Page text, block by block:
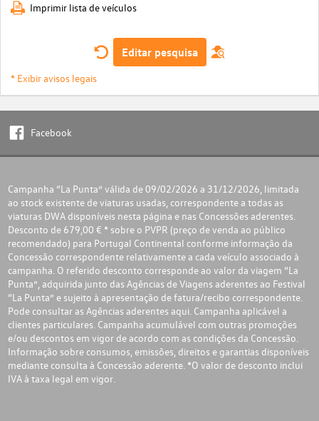
Imprimir lista de veículos
Editar pesquisa
* Exibir avisos legais
Facebook
Campanha “La Punta” válida de 09/02/2026 a 31/12/2026, limitada
ao stock existente de viaturas usadas, correspondente a todas as
viaturas DWA disponíveis nesta página e nas Concessões aderentes.
Desconto de 679,00 € * sobre o PVPR (preço de venda ao público
recomendado) para Portugal Continental conforme informação da
Concessão correspondente relativamente a cada veículo associado à
campanha. O referido desconto corresponde ao valor da viagem “La
Punta”, adquirida junto das Agências de Viagens aderentes ao Festival
“La Punta” e sujeito à apresentação de fatura/recibo correspondente.
Pode consultar as Agências aderentes aqui. Campanha aplicável a
clientes particulares. Campanha acumulável com outras promoções
e/ou descontos em vigor de acordo com as condições da Concessão.
Informação sobre consumos, emissões, direitos e garantias disponíveis
mediante consulta à Concessão aderente. *O valor de desconto inclui
IVA à taxa legal em vigor.